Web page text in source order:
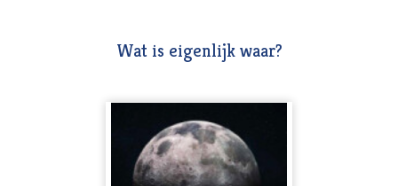
Wat is eigenlijk waar?